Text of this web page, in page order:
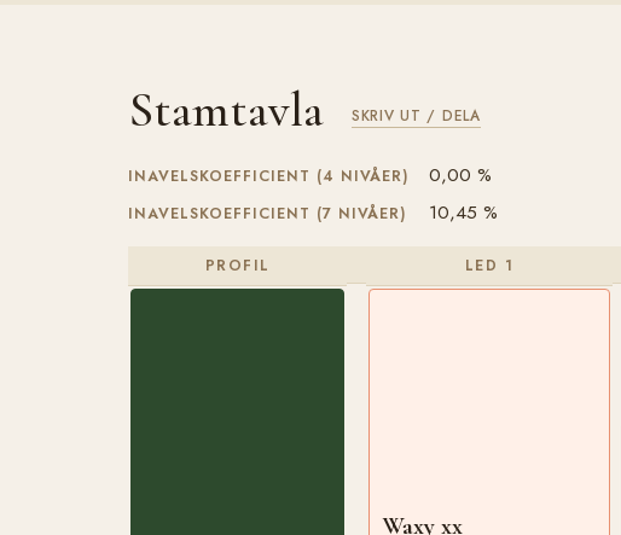
Stamtavla SKRIV UT / DELA
INAVELSKOEFFICIENT (4 NIVÅER) 0,00 %
INAVELSKOEFFICIENT (7 NIVÅER) 10,45 %
PROFIL LED 1
Waxy xx